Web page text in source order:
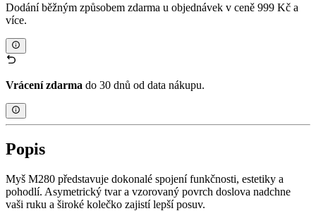
Dodání běžným způsobem zdarma u objednávek v ceně 999 Kč a
více.
Vrácení zdarma do 30 dnů od data nákupu.
Popis
Myš M280 představuje dokonalé spojení funkčnosti, estetiky a
pohodlí. Asymetrický tvar a vzorovaný povrch doslova nadchne
vaši ruku a široké kolečko zajistí lepší posuv.